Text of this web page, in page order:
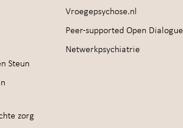
Steun
zorg
Vroegepsychose.nl
Peer-supported Open Dialogue
Netwerkpsychiatrie